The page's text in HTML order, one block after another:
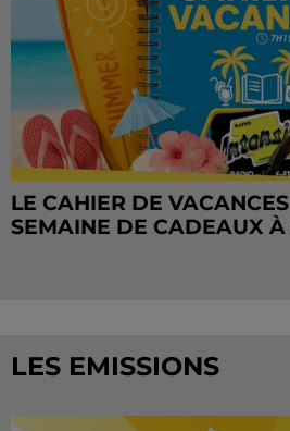
LE CAHIER DE
SEMAINE DE CADEAUX À
LES EMISSIONS